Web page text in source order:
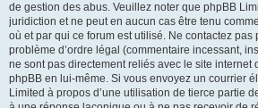
de gestion des abus. Veuillez noter que phpBB
juridiction et ne peut en aucun cas être tenu
où et par qui ce forum est utilisé. Ne contactez pas
problème d’ordre légal (commentaire incessant,
ne sont pas directement reliés avec le site internet
phpBB en lui-même. Si vous envoyez un courrier
Limited à propos d’une utilisation de tierce partie